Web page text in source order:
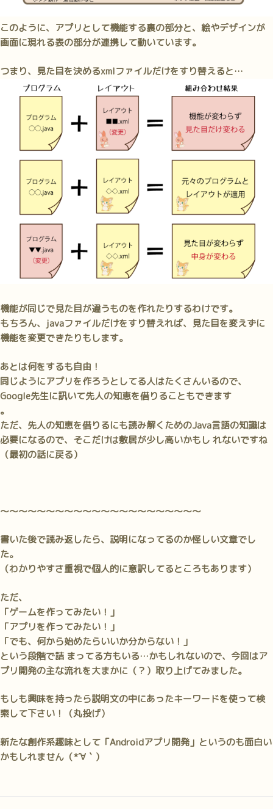
このように、 アプリとして機能する裏の部分と、 絵やデザインが
画面に現れる表の部分が連携して動いています。
つまり、見た目を決めるxmlファイルだけをすり替えると…
機能が同じで見た目が違うものを作れたりするわけです。
もちろん、javaファイルだけをすり替えれば、見た目を変えずに
機能を変更できたりもします。
あとは何をするも自由！
同じようにアプリを作ろうとしてる人はたくさんいるので、
Google先生に訊いて先人の知恵を借りることもできます
。
ただ、先人の知恵を借りるにも読み解くためのJava言語の知識は
必要になるので、そこだけは敷居が少し高いかもし れないですね
（最初の話に戻る）
～～～～～～～～～～～～～～～～～～～～～～
書いた後で読み返したら、説明になってるのか怪しい文章でし
た。
（わかりやすさ重視で個人的に意訳してるところもあります）
ただ、
「ゲームを作ってみたい！」
「アプリを作ってみたい！」
「でも、何から始めたらいいか分からない！」
という段階で詰 まってる方もいる…かもしれないので、今回はア
プリ開発の主な流れを大まかに（？）取り上げてみました。
もしも興味を持ったら説明文の中にあったキーワードを使って検
索して下さい！（丸投げ）
新たな創作系趣味として「Androidアプリ開発」というのも面白い
かもしれません（*´∀｀）